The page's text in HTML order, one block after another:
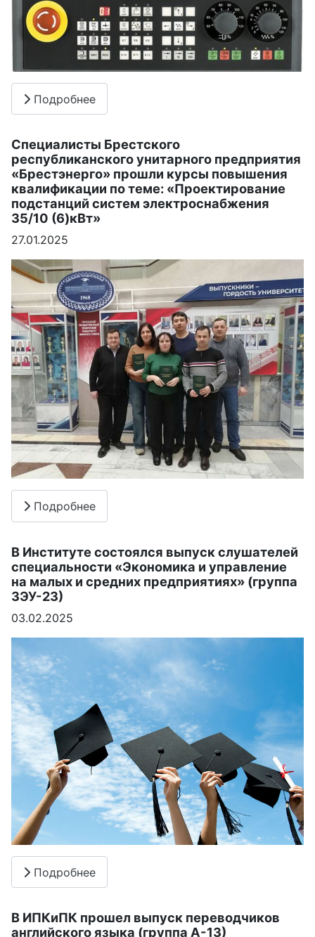
Подробнее
Специалисты Брестcкого
республиканского унитарного предприятия
«Брестэнерго» прошли курсы повышения
квалификации по теме: «Проектирование
подстанций систем электроснабжения
35/10 (6)кВт»
27.01.2025
Подробнее
В Институте состоялся выпуск слушателей
специальности «Экономика и управление
на малых и средних предприятиях» (группа
ЗЭУ-23)
03.02.2025
Подробнее
В ИПКиПК прошел выпуск переводчиков
английского языка (группа А-13)